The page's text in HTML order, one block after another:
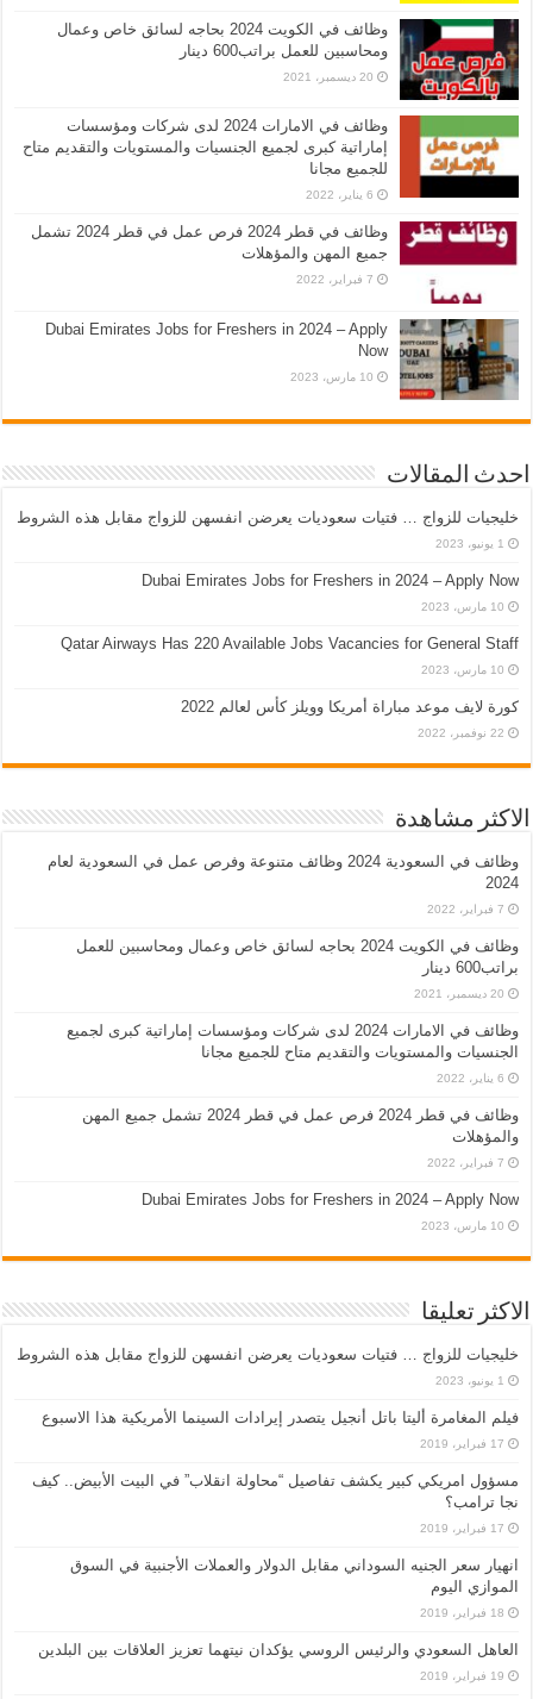
وظائف في الكويت 2024 بحاجه لسائق خاص وعمال
ومحاسبين للعمل براتب600 دينار
20 ديسمبر، 2021
وظائف في الامارات 2024 لدى شركات ومؤسسات
إماراتية كبرى لجميع الجنسيات والمستويات والتقديم متاح
للجميع مجانا
6 يناير، 2022
وظائف في قطر 2024 فرص عمل في قطر 2024 تشمل
جميع المهن والمؤهلات
7 فبراير، 2022
Dubai Emirates Jobs for Freshers in 2024 – Apply
Now
10 مارس، 2023
احدث المقالات
خليجيات للزواج … فتيات سعوديات يعرضن انفسهن للزواج مقابل هذه الشروط
1 يونيو، 2023
Dubai Emirates Jobs for Freshers in 2024 – Apply Now
10 مارس، 2023
Qatar Airways Has 220 Available Jobs Vacancies for General Staff
10 مارس، 2023
كورة لايف موعد مباراة أمريكا وويلز كأس لعالم 2022
22 نوفمبر، 2022
الاكثر مشاهدة
وظائف في السعودية 2024 وظائف متنوعة وفرص عمل في السعودية لعام
2024
7 فبراير، 2022
وظائف في الكويت 2024 بحاجه لسائق خاص وعمال ومحاسبين للعمل
براتب600 دينار
20 ديسمبر، 2021
وظائف في الامارات 2024 لدى شركات ومؤسسات إماراتية كبرى لجميع
الجنسيات والمستويات والتقديم متاح للجميع مجانا
6 يناير، 2022
وظائف في قطر 2024 فرص عمل في قطر 2024 تشمل جميع المهن
والمؤهلات
7 فبراير، 2022
Dubai Emirates Jobs for Freshers in 2024 – Apply Now
10 مارس، 2023
الاكثر تعليقا
خليجيات للزواج … فتيات سعوديات يعرضن انفسهن للزواج مقابل هذه الشروط
1 يونيو، 2023
فيلم المغامرة أليتا‭ ‬باتل أنجيل يتصدر إيرادات السينما الأمريكية هذا الاسبوع
17 فبراير، 2019
مسؤول امريكي كبير يكشف تفاصيل “محاولة انقلاب” في البيت الأبيض.. كيف
نجا ترامب؟
17 فبراير، 2019
انهيار سعر الجنيه السوداني مقابل الدولار والعملات الأجنبية في السوق
الموازي اليوم
18 فبراير، 2019
العاهل السعودي والرئيس الروسي يؤكدان نيتهما تعزيز العلاقات بين البلدين
19 فبراير، 2019